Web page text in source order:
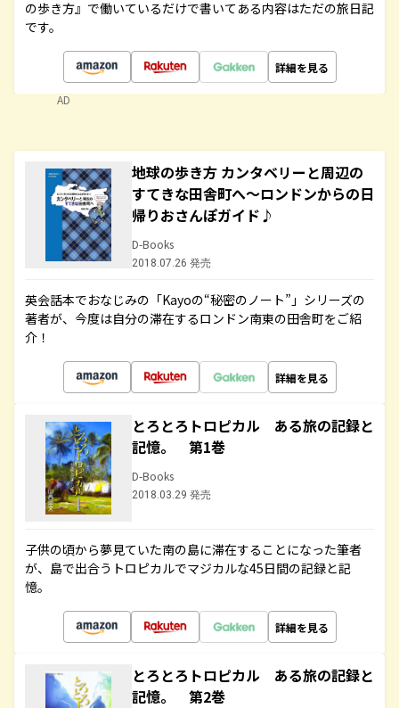
の歩き方』で働いているだけで書いてある内容はただの旅日記
です。
詳細を見る
AD
地球の歩き方 カンタベリーと周辺の
すてきな田舎町へ～ロンドンからの日
帰りおさんぽガイド♪
D-Books
2018.07.26 発売
英会話本でおなじみの「Kayoの“秘密のノート”」シリーズの
著者が、今度は自分の滞在するロンドン南東の田舎町をご紹
介！
詳細を見る
とろとろトロピカル ある旅の記録と
記憶。 第1巻
D-Books
2018.03.29 発売
子供の頃から夢見ていた南の島に滞在することになった筆者
が、島で出合うトロピカルでマジカルな45日間の記録と記
憶。
詳細を見る
とろとろトロピカル ある旅の記録と
記憶。 第2巻